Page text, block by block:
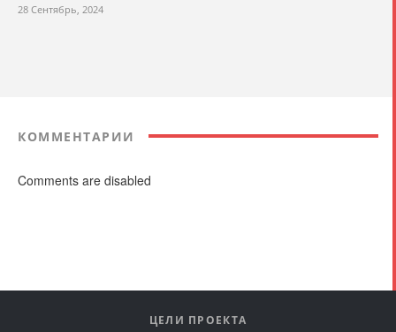
28 Сентябрь, 2024
КОММЕНТАРИИ
Comments are disabled
ЦЕЛИ ПРОЕКТА